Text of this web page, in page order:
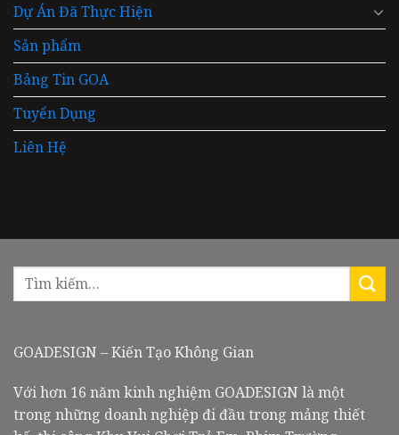
Dự Án Đã Thực Hiện
Sản phẩm
Bảng Tin GOA
Tuyển Dụng
Liên Hệ
GOADESIGN – Kiến Tạo Không Gian
Với hơn 16 năm kinh nghiệm GOADESIGN là một
trong những doanh nghiệp đi đầu trong mảng thiết